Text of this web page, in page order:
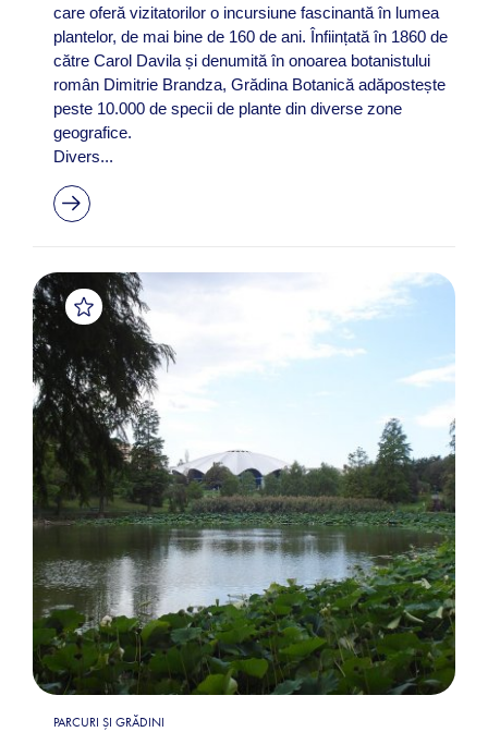
care oferă vizitatorilor o incursiune fascinantă în lumea
plantelor, de mai bine de 160 de ani. Înființată în 1860 de
către Carol Davila și denumită în onoarea botanistului
român Dimitrie Brandza, Grădina Botanică adăpostește
peste 10.000 de specii de plante din diverse zone
geografice.
Divers...
PARCURI ȘI GRĂDINI